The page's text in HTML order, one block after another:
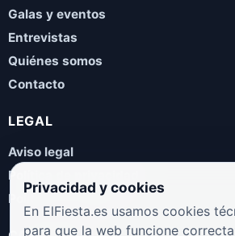
Galas y eventos
Entrevistas
Quiénes somos
Contacto
LEGAL
Aviso legal
Política de privacidad
Política de cookies
Privacidad y cookies
En ElFiesta.es usamos cookies
para que la web funcione